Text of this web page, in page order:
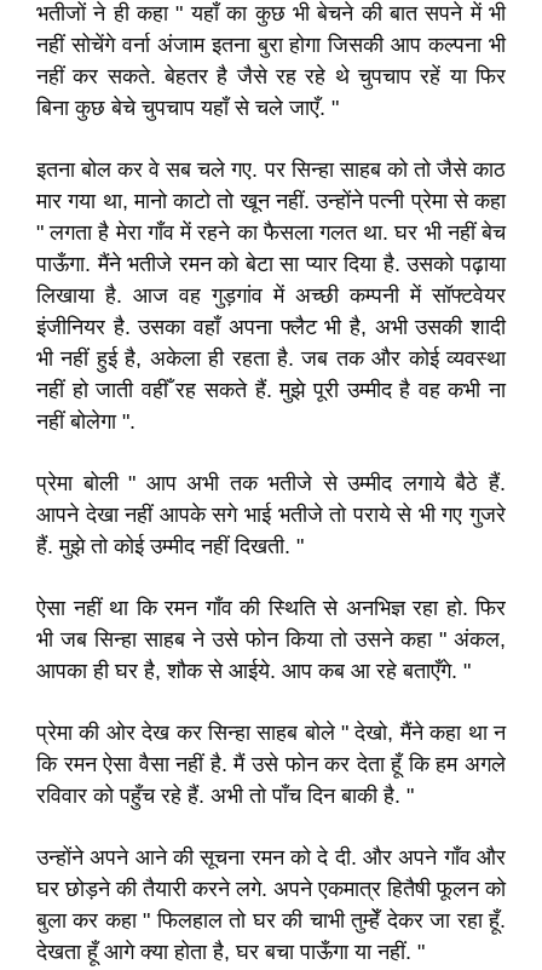
भतीजों ने ही कहा " यहाँ का कुछ भी बेचने की बात सपने में भी
नहीं सोचेंगे वर्ना अंजाम इतना बुरा होगा जिसकी आप कल्पना भी
नहीं कर सकते.बेहतर है जैसे रह रहे थे चुपचाप रहें या फिर
बिना कुछ बेचे चुपचाप यहाँ से चले जाएँ. "
इतना बोल कर वे सब चले गए.पर सिन्हा साहब को तो जैसे काठ
मार गया था,मानो काटो तो खून नहीं.उन्होंने पत्नी प्रेमा से कहा
" लगता है मेरा गाँव में रहने का फैसला गलत था.घर भी नहीं बेच
पाऊँगा.मैंने भतीजे रमन को बेटा सा प्यार दिया है.उसको पढ़ाया
लिखाया है. आज वह गुड़गांव में अच्छी कम्पनी में सॉफ्टवेयर
इंजीनियर है.उसका वहाँ अपना फ्लैट भी है, अभी उसकी शादी
भी नहीं हुई है, अकेला ही रहता है.जब तक और कोई व्यवस्था
नहीं हो जाती वहीँ रह सकते हैं.मुझे पूरी उम्मीद है वह कभी ना
नहीं बोलेगा ".
प्रेमा बोली " आप अभी तक भतीजे से उम्मीद लगाये बैठे हैं.
आपने देखा नहीं आपके सगे भाई भतीजे तो पराये से भी गए गुजरे
हैं.मुझे तो कोई उम्मीद नहीं दिखती. "
ऐसा नहीं था कि रमन गाँव की स्थिति से अनभिज्ञ रहा हो.फिर
भी जब सिन्हा साहब ने उसे फोन किया तो उसने कहा " अंकल,
आपका ही घर है,शौक से आईये. आप कब आ रहे बताएँगे. "
प्रेमा की ओर देख कर सिन्हा साहब बोले " देखो,मैंने कहा था न
कि रमन ऐसा वैसा नहीं है.मैं उसे फोन कर देता हूँ कि हम अगले
रविवार को पहुँच रहे हैं. अभी तो पाँच दिन बाकी है. "
उन्होंने अपने आने की सूचना रमन को दे दी.और अपने गाँव और
घर छोड़ने की तैयारी करने लगे. अपने एकमात्र हितैषी फूलन को
बुला कर कहा " फिलहाल तो घर की चाभी तुम्हेँ देकर जा रहा हूँ.
देखता हूँ आगे क्या होता है,घर बचा पाऊँगा या नहीं. "